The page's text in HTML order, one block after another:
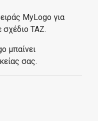
MyLogo για
σχέδιο ΤΑΖ.
μπαίνει
σας.